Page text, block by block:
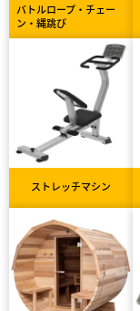
バトルロープ・チェー
ン・縄跳び
ストレッチマシン